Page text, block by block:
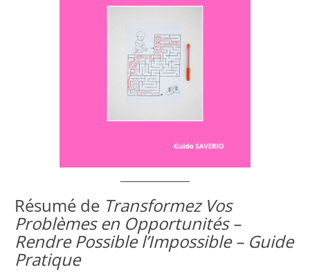
Résumé de Transformez Vos
Problèmes en Opportunités –
Rendre Possible l’Impossible – Guide
Pratique